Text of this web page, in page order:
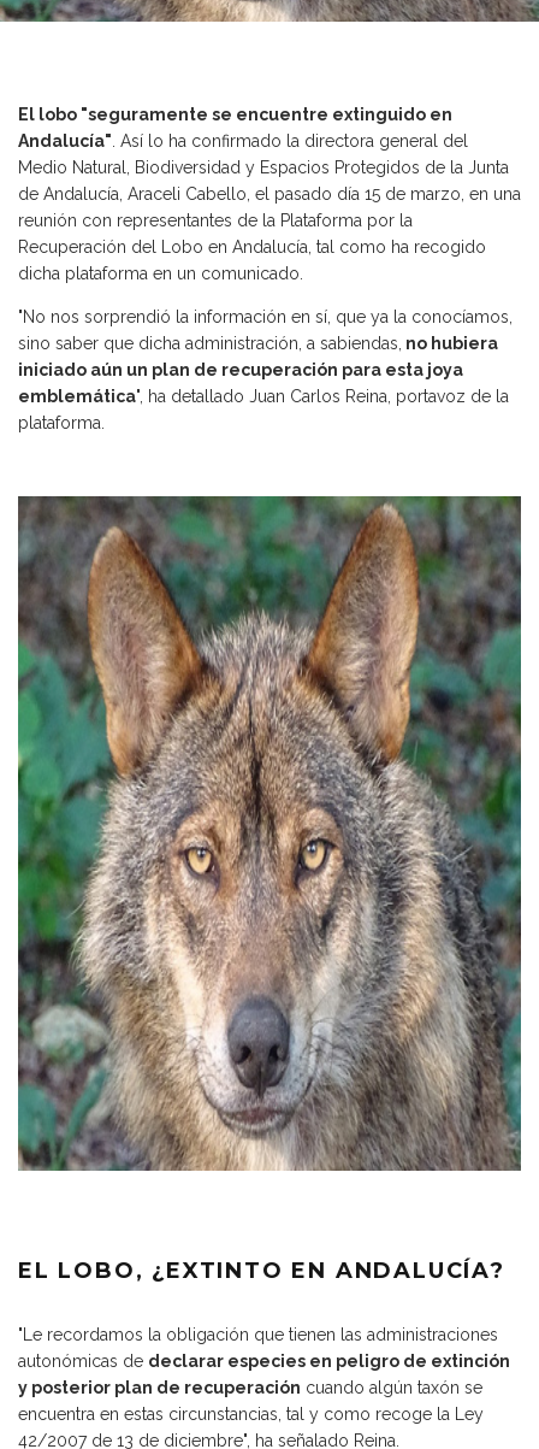
El lobo "seguramente se encuentre extinguido en
Andalucía". Así lo ha confirmado la directora general del
Medio Natural, Biodiversidad y Espacios Protegidos de la Junta
de Andalucía, Araceli Cabello, el pasado día 15 de marzo, en una
reunión con representantes de la Plataforma por la
Recuperación del Lobo en Andalucía, tal como ha recogido
dicha plataforma en un comunicado.
"No nos sorprendió la información en sí, que ya la conocíamos,
sino saber que dicha administración, a sabiendas, no hubiera
iniciado aún un plan de recuperación para esta joya
emblemática", ha detallado Juan Carlos Reina, portavoz de la
plataforma.
EL LOBO, ¿EXTINTO EN ANDALUCÍA?
"Le recordamos la obligación que tienen las administraciones
autonómicas de declarar especies en peligro de extinción
y posterior plan de recuperación cuando algún taxón se
encuentra en estas circunstancias, tal y como recoge la Ley
42/2007 de 13 de diciembre", ha señalado Reina.